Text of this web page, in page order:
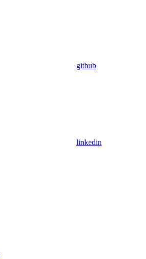
github
linkedin